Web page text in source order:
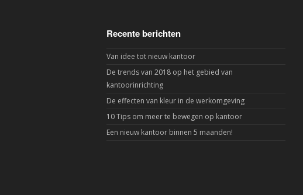
Recente berichten
Van idee tot nieuw kantoor
De trends van 2018 op het gebied van
kantoorinrichting
De effecten van kleur in de werkomgeving
10 Tips om meer te bewegen op kantoor
Een nieuw kantoor binnen 5 maanden!